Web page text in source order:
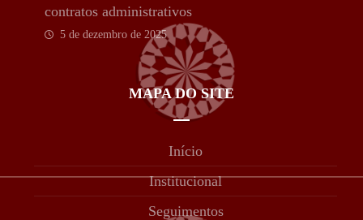
contratos administrativos
5 de dezembro de 2025
MAPA DO SITE
Início
Institucional
Seguimentos